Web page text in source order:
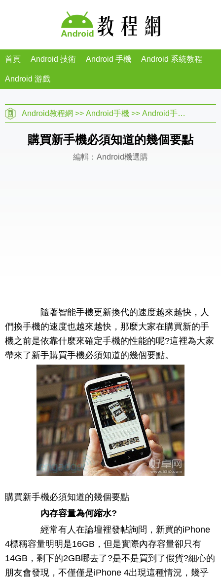
首頁 Android 技術 Android 手機 Android 系統教程
Android 游戲
Android教程網 >> Android手機 >> Android手機教程
購買新手機必須知道的幾個要點
編輯：Android機選購
隨著智能手機更新換代的速度越來越快，人
們換手機的速度也越來越快，那麼大家在購買新的手
機之前是依靠什麼來確定手機的性能的呢?這裡為大家
帶來了新手購買手機必須知道的幾個要點。
購買新手機必須知道的幾個要點
內存容量為何縮水?
經常有人在論壇裡發帖詢問，新買的iPhone
4標稱容量明明是16GB，但是實際內存容量卻只有
14GB，剩下的2GB哪去了?是不是買到了假貨?細心的
朋友會發現，不僅僅是iPhone 4出現這種情況，幾乎